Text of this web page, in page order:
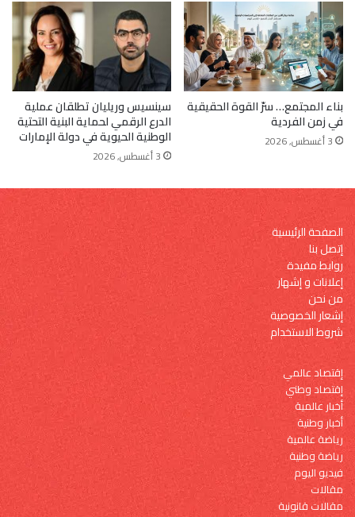
بناء المجتمع… سرّ القوة الحقيقية
في زمن الفردية
3 أغسطس, 2026
سينسيس وريليان تطلقان عملية
الدرع الرقمي لحماية البنية التحتية
الوطنية الحيوية في دولة الإمارات
3 أغسطس, 2026
الصفحة الرئيسية
إتصل بنا
روابط مفيدة
إعلانات و إشهار
من نحن
إشعار الخصوصية
شروط الاستخدام
إقتصاد عالمي
إقتصاد وطني
أخبار عالمية
أخبار وطنية
رياضة عالمية
رياضة وطنية
فيديو اليوم
مقالات
مقالات قانونية